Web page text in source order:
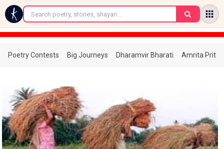
←
Poetry Contests Big Journeys Dharamvir Bharati Amrita